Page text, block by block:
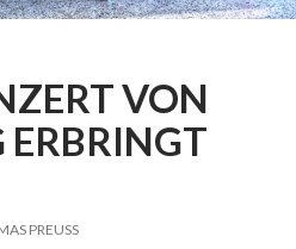
VON
ERBRINGT
PREUSS